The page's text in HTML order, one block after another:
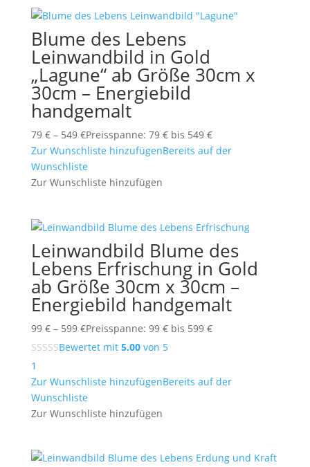
Blume des Lebens
Leinwandbild in Gold
„Lagune“ ab Größe 30cm x
30cm – Energiebild
handgemalt
79 € – 549 €Preisspanne: 79 € bis 549 €
Zur Wunschliste hinzufügenBereits auf der
Wunschliste
Zur Wunschliste hinzufügen
Leinwandbild Blume des
Lebens Erfrischung in Gold
ab Größe 30cm x 30cm –
Energiebild handgemalt
99 € – 599 €Preisspanne: 99 € bis 599 €
Bewertet mit 5.00von 5
1
Zur Wunschliste hinzufügenBereits auf der
Wunschliste
Zur Wunschliste hinzufügen